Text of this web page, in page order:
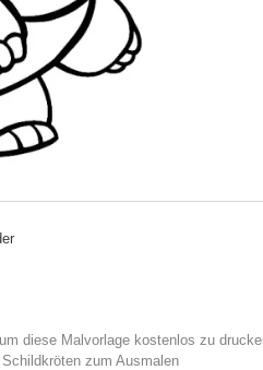
diese Malvorlage kostenlos zu
zum Ausmalen